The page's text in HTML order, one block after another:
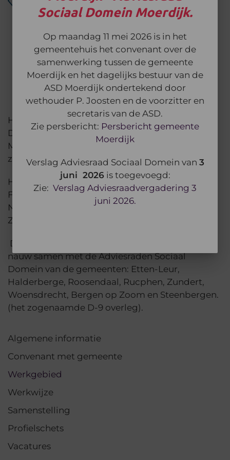
Het werkgebied van de Adviesraad Sociaal
Domein Moerdijk omvat de gehele gemeente
Moerdijk met elf kernen en het buitengebied,
zoals op bovenstaand plaatje is aangegeven.
Het betreft de kernen: Heijningen, Helwijk,
Fijnaart, Willemstad, Standaarbuiten,
Noordhoek, Klundert, Zevenbergen, Moerdijk,
ZevenbergseHoek en Langeweg.
Daarnaast werken wij voor regionale zaken
nauw samen met de Adviesraden Sociaal
Domein van de gemeenten: Etten-Leur,
Halderberge, Roosendaal, Rucphen, Zundert,
Woensdrecht, Bergen op Zoom en Steenbergen.
(het zogenaamde D-9 overleg).
Algemene informatie
Convenant met gemeente
Werkgebied
Werkwijze
Samenstelling
Profielschets
Vacatures
Sociaal Domein Moerdijk.
Op maandag 11 mei 2026 is in het
gemeentehuis het convenant over de
samenwerking tussen de gemeente
Moerdijk en het dagelijks bestuur van de
ASD Moerdijk ondertekend door
wethouder P. Joosten en de voorzitter en
secretaris van de ASD.
Zie persbericht: Persbericht gemeente
Moerdijk
Verslag Adviesraad Sociaal Domein van 3
juni 2026is toegevoegd:
Zie: Verslag Adviesraadvergadering 3
juni 2026.